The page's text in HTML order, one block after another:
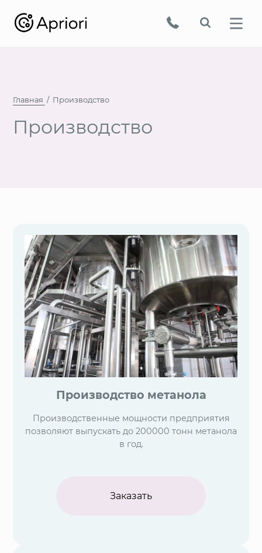
Главная Производство
Производство
Производство метанола
Производственные мощности предприятия
позволяют выпускать до 200000 тонн метанола
в год.
Заказать